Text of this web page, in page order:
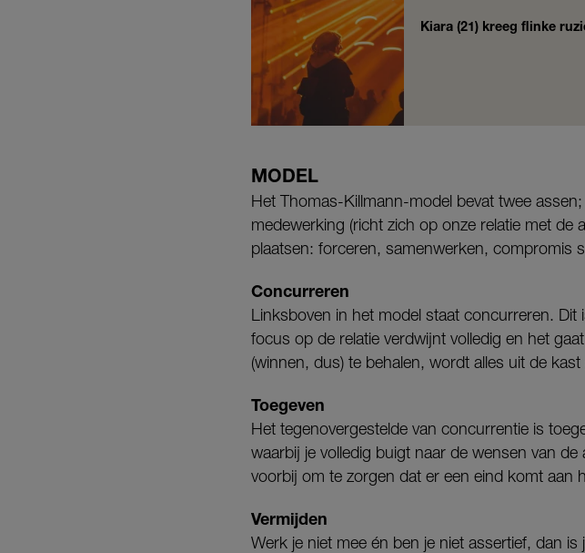
Kiara (21) kreeg flinke
MODEL
Het Thomas-Killmann-model bevat twee
medewerking (richt zich op onze relatie met de
plaatsen: forceren, samenwerken, compromis
Concurreren
Linksboven in het model staat concurreren.
focus op de relatie verdwijnt volledig en het
(winnen, dus) te behalen, wordt alles uit de
Toegeven
Het tegenovergestelde van concurrentie is
waarbij je volledig buigt naar de wensen van
voorbij om te zorgen dat er een eind komt aan
Vermijden
Werk je niet mee én ben je niet assertief, dan